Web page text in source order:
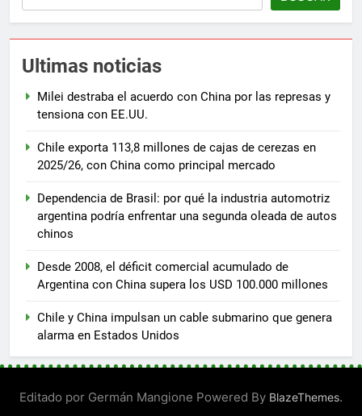
Ultimas noticias
Milei destraba el acuerdo con China por las represas y
tensiona con EE.UU.
Chile exporta 113,8 millones de cajas de cerezas en
2025/26, con China como principal mercado
Dependencia de Brasil: por qué la industria automotriz
argentina podría enfrentar una segunda oleada de autos
chinos
Desde 2008, el déficit comercial acumulado de
Argentina con China supera los USD 100.000 millones
Chile y China impulsan un cable submarino que genera
alarma en Estados Unidos
Editado por Germán Mangione Powered By BlazeThemes.